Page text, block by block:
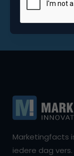
Marketingfacts
iedere dag